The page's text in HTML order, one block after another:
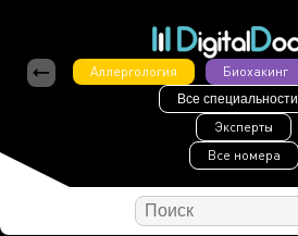
Аллергология
Биохакинг
Все специальности
Эксперты
Все номера